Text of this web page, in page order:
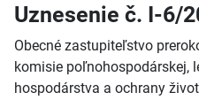
Uznesenie č. I-6/
Obecné zastupiteľstvo
komisie poľnohospodárskej,
hospodárstva a ochrany